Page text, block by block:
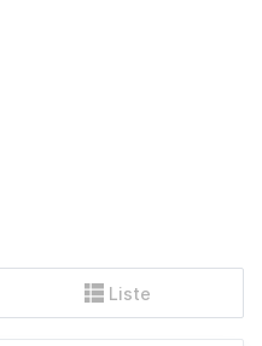
Liste